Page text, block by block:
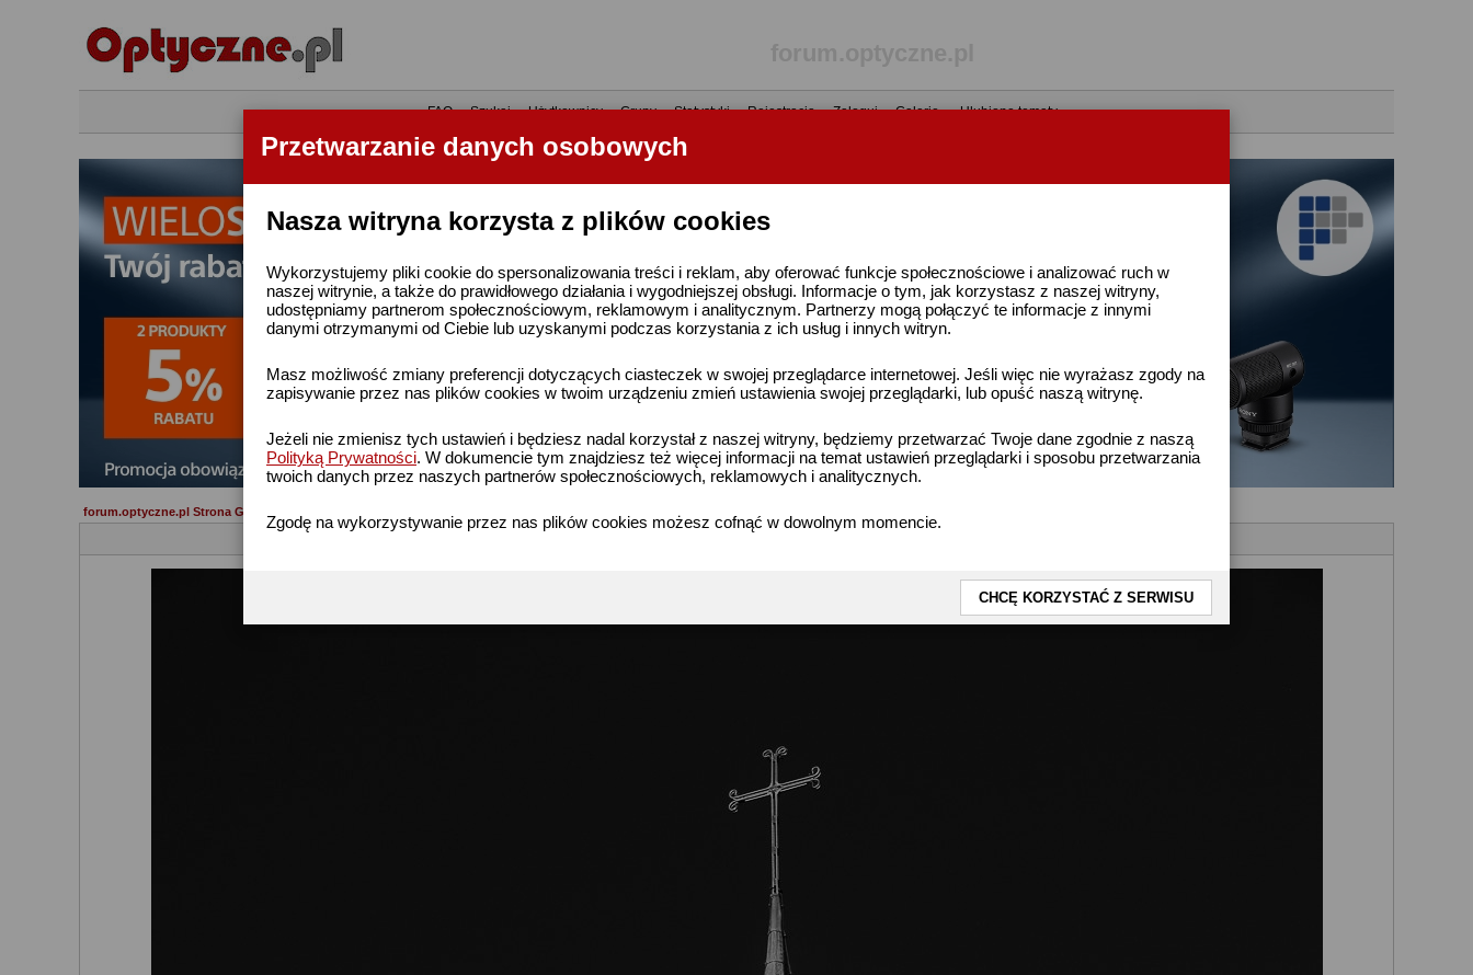
Przetwarzanie danych osobowych
Nasza witryna korzysta z plików cookies
Wykorzystujemy pliki cookie do spersonalizowania treści i reklam, aby oferować funkcje społecznościowe i analizować ruch w
naszej witrynie, a także do prawidłowego działania i wygodniejszej obsługi. Informacje o tym, jak korzystasz z naszej witryny,
udostępniamy partnerom społecznościowym, reklamowym i analitycznym. Partnerzy mogą połączyć te informacje z innymi
danymi otrzymanymi od Ciebie lub uzyskanymi podczas korzystania z ich usług i innych witryn.
Masz możliwość zmiany preferencji dotyczących ciasteczek w swojej przeglądarce internetowej. Jeśli więc nie wyrażasz zgody na
zapisywanie przez nas plików cookies w twoim urządzeniu zmień ustawienia swojej przeglądarki, lub opuść naszą witrynę.
Jeżeli nie zmienisz tych ustawień i będziesz nadal korzystał z naszej witryny, będziemy przetwarzać Twoje dane zgodnie z naszą
Polityką Prywatności. W dokumencie tym znajdziesz też więcej informacji na temat ustawień przeglądarki i sposobu przetwarzania
twoich danych przez naszych partnerów społecznościowych, reklamowych i analitycznych.
Zgodę na wykorzystywanie przez nas plików cookies możesz cofnąć w dowolnym momencie.
CHCĘ KORZYSTAĆ Z SERWISU
•FAQ•Szukaj•Użytkownicy•Grupy•Statystyki•Rejestracja•Zaloguj•Galerie• Ulubione tematy
forum.optyczne.pl Strona Główna